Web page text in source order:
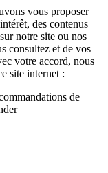
vous proposer
des contenus
notre site ou nos
consultez et de vos
votre accord, nous
site internet :
de